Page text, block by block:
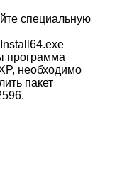
специальную
программа
необходимо
пакет